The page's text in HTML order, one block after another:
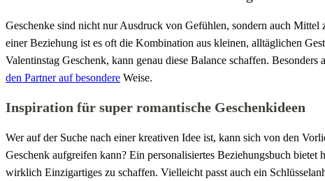
Geschenke sind nicht nur Ausdruck von Gefühlen, sondern auch
einer Beziehung ist es oft die Kombination aus kleinen, alltäglichen
Valentinstag Geschenk, kann genau diese Balance schaffen.
den Partner auf besondere Weise.
Inspiration für super romantische Geschenkideen
Wer auf der Suche nach einer kreativen Idee ist, kann sich von den
Geschenk aufgreifen kann? Ein personalisiertes Beziehungsbuch
wirklich Einzigartiges zu schaffen. Vielleicht passt auch ein